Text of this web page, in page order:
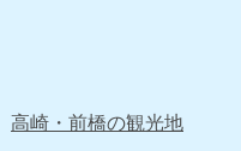
高崎・前橋の観光地